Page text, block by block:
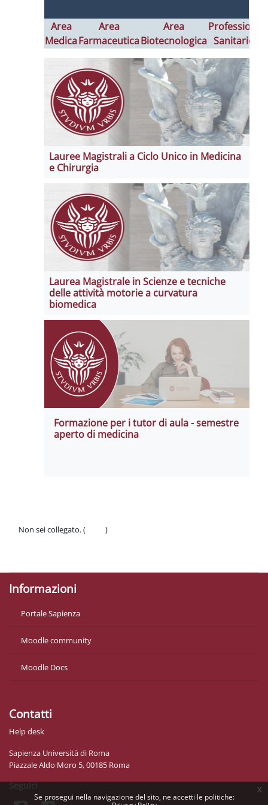
Se prosegui nella navigazione del sito, ne accetti le politiche:
x
Area
Medica
Area
Farmaceutica
Area
Biotecnologica
Professioni
Sanitarie
Lauree Magistrali a Ciclo Unico in Medicina
e Chirurgia
Laurea Magistrale in Scienze e tecniche
delle attività motorie a curvatura
biomedica
Formazione per i tutor di aula - semestre
aperto di medicina
Non sei collegato. (
)
Informazioni
Portale Sapienza
Moodle community
Moodle Docs
Contatti
Help desk
Sapienza Università di Roma
Piazzale Aldo Moro 5, 00185 Roma
Seguici